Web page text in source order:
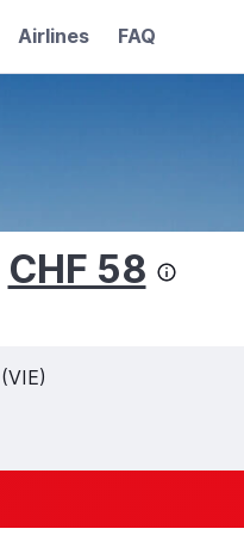
Airlines FAQ
CHF 58